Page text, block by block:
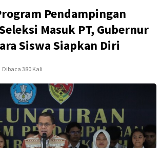
Pendampingan
Masuk PT, Gubernur
Siswa Siapkan Diri
Dibaca 380 Kali